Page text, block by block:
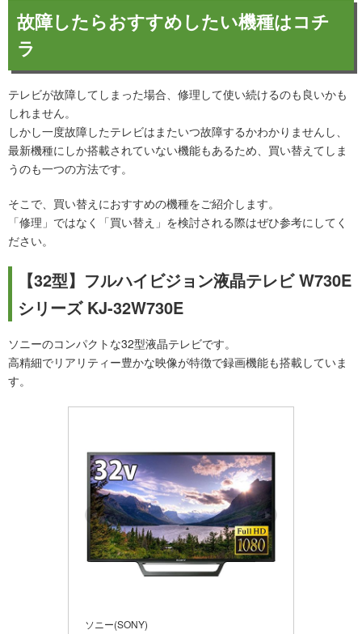
故障したらおすすめしたい機種はコチ
ラ
テレビが故障してしまった場合、修理して使い続けるのも良いかも
しれません。
しかし一度故障したテレビはまたいつ故障するかわかりませんし、
最新機種にしか搭載されていない機能もあるため、買い替えてしま
うのも一つの方法です。
そこで、買い替えにおすすめの機種をご紹介します。
「修理」ではなく「買い替え」を検討される際はぜひ参考にしてく
ださい。
【32型】フルハイビジョン液晶テレビ W730E
シリーズ KJ-32W730E
ソニーのコンパクトな32型液晶テレビです。
高精細でリアリティー豊かな映像が特徴で録画機能も搭載していま
す。
ソニー(SONY)